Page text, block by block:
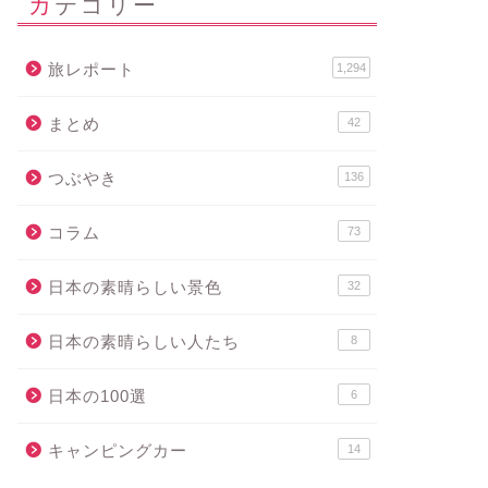
旅レポート 1,294
まとめ 42
つぶやき 136
コラム 73
日本の素晴らしい景色 32
日本の素晴らしい人たち 8
日本の100選 6
キャンピングカー 14